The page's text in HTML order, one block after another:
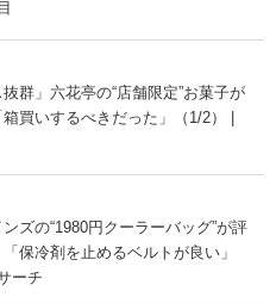
群」六花亭の“店舗限定”お菓子が
買いするべきだった」（1/2） |
ズの“1980円クーラーバッグ”が評
保冷剤を止めるベルトが良い」
ーチ